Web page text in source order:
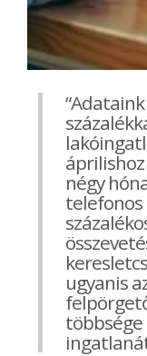
négy
telefonos
ugyanis